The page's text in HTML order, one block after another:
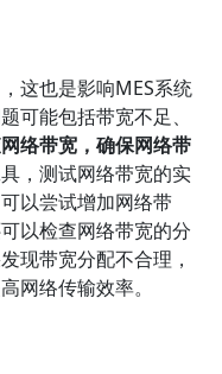
这也是影响MES系统
可能包括带宽不足、
络带宽，确保网络带
，测试网络带宽的实
以尝试增加网络带
以检查网络带宽的分
现带宽分配不合理，
网络传输效率。